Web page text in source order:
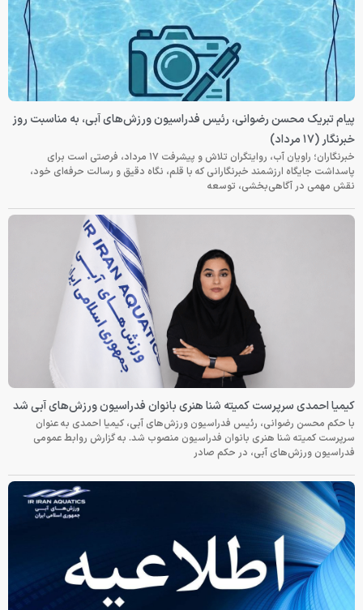
پیام تبریک محسن رضوانی، رئیس فدراسیون ورزش‌های آبی، به مناسبت روز
خبرنگار (۱۷ مرداد)
خبرنگاران؛ راویان آب، روایتگران تلاش و پیشرفت ۱۷ مرداد، فرصتی است برای
پاسداشت جایگاه ارزشمند خبرنگارانی که با قلم، نگاه دقیق و رسالت حرفه‌ای خود،
نقش مهمی در آگاهی‌بخشی، توسعه
کیمیا احمدی سرپرست کمیته شنا هنری بانوان فدراسیون ورزش‌های آبی شد
با حکم محسن رضوانی، رئیس فدراسیون ورزش‌های آبی، کیمیا احمدی به عنوان
سرپرست کمیته شنا هنری بانوان فدراسیون منصوب شد. به گزارش روابط عمومی
فدراسیون ورزش‌های آبی، در حکم صادر